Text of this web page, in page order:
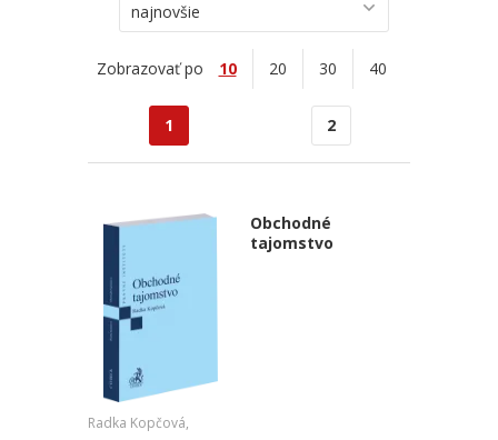
najnovšie
Zobrazovať po 10 20 30 40
1 2
Obchodné
tajomstvo
Radka Kopčová,